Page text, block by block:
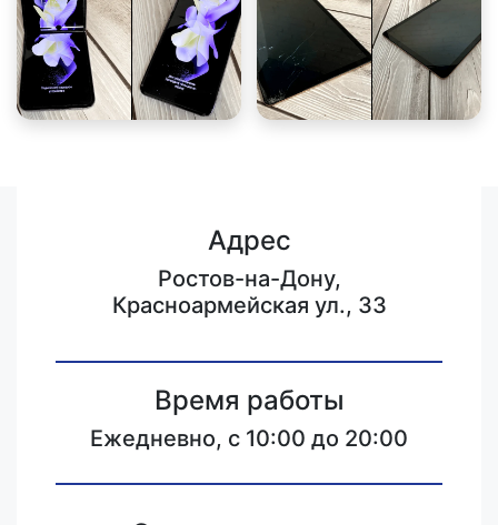
Адрес
Ростов-на-Дону,
Красноармейская ул., 33
Время работы
Ежедневно, с 10:00 до 20:00